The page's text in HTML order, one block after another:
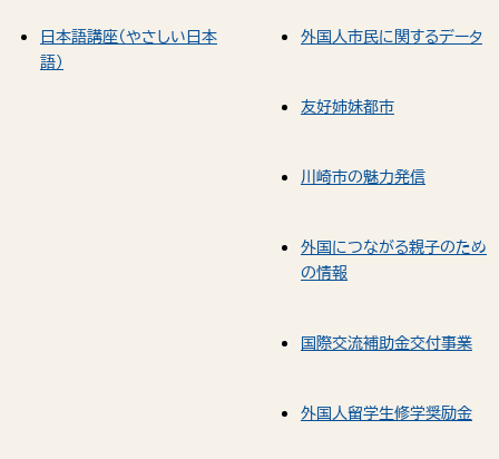
日本語講座（やさしい日本
語）
外国人市民に関するデータ
友好姉妹都市
川崎市の魅力発信
外国につながる親子のため
の情報
国際交流補助金交付事業
外国人留学生修学奨励金